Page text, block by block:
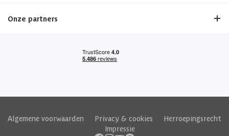
Onze partners
Algemene voorwaarden Privacy & cookies
Herroepingsrecht
Impressie